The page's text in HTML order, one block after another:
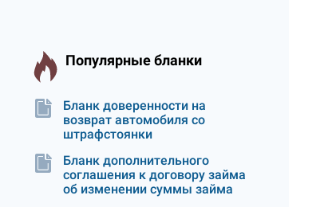
Популярные бланки
Бланк доверенности на
возврат автомобиля со
штрафстоянки
Бланк дополнительного
соглашения к договору займа
об изменении суммы займа